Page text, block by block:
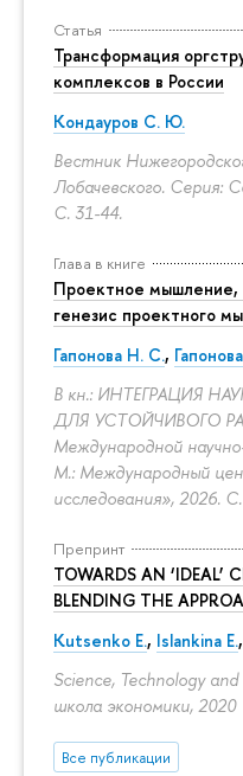
Статья
Трансформация
комплексов в России
Кондауров С. Ю.
Вестник
Лобачевского. Серия:
С. 31-44.
Глава в книге
Проектное мышление,
генезис проектного
Гапонова Н. С.,
В кн.: ИНТЕГРАЦИЯ
ДЛЯ УСТОЙЧИВОГО
Международной
М.: Международный
исследования», 2026.
Препринт
TOWARDS AN ‘IDEAL’
BLENDING THE
Kutsenko E., Islankina E.,
Science, Technology
школа экономики, 2020
Все публикации